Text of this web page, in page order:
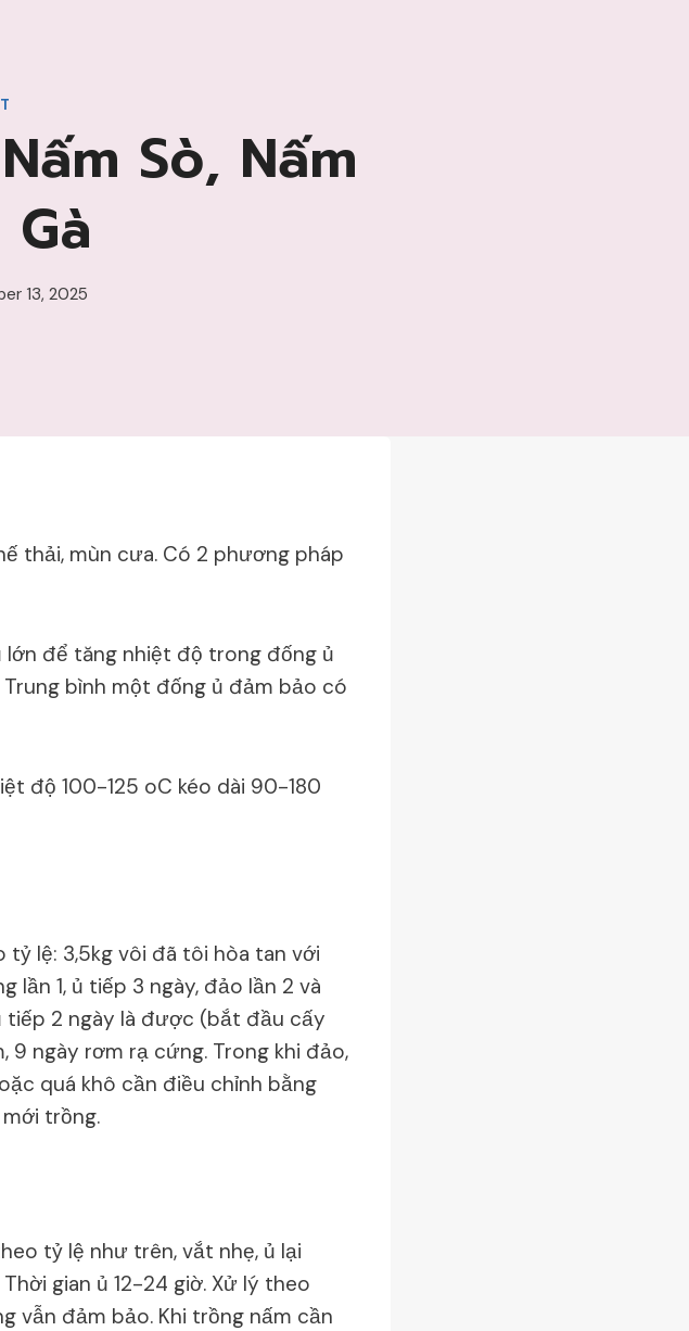
Sò, Nấm
13, 2025
thải, mùn cưa. Có 2 phương pháp
lớn để tăng nhiệt độ trong đống ủ
bình một đống ủ đảm bảo có
độ 100-125 oC kéo dài 90-180
lệ: 3,5kg vôi đã tôi hòa tan với
lần 1, ủ tiếp 3 ngày, đảo lần 2 và
tiếp 2 ngày là được (bắt đầu cấy
9 ngày rơm rạ cứng. Trong khi đảo,
quá khô cần điều chỉnh bằng
trồng.
tỷ lệ như trên, vắt nhẹ, ủ lại
gian ủ 12-24 giờ. Xử lý theo
vẫn đảm bảo. Khi trồng nấm cần